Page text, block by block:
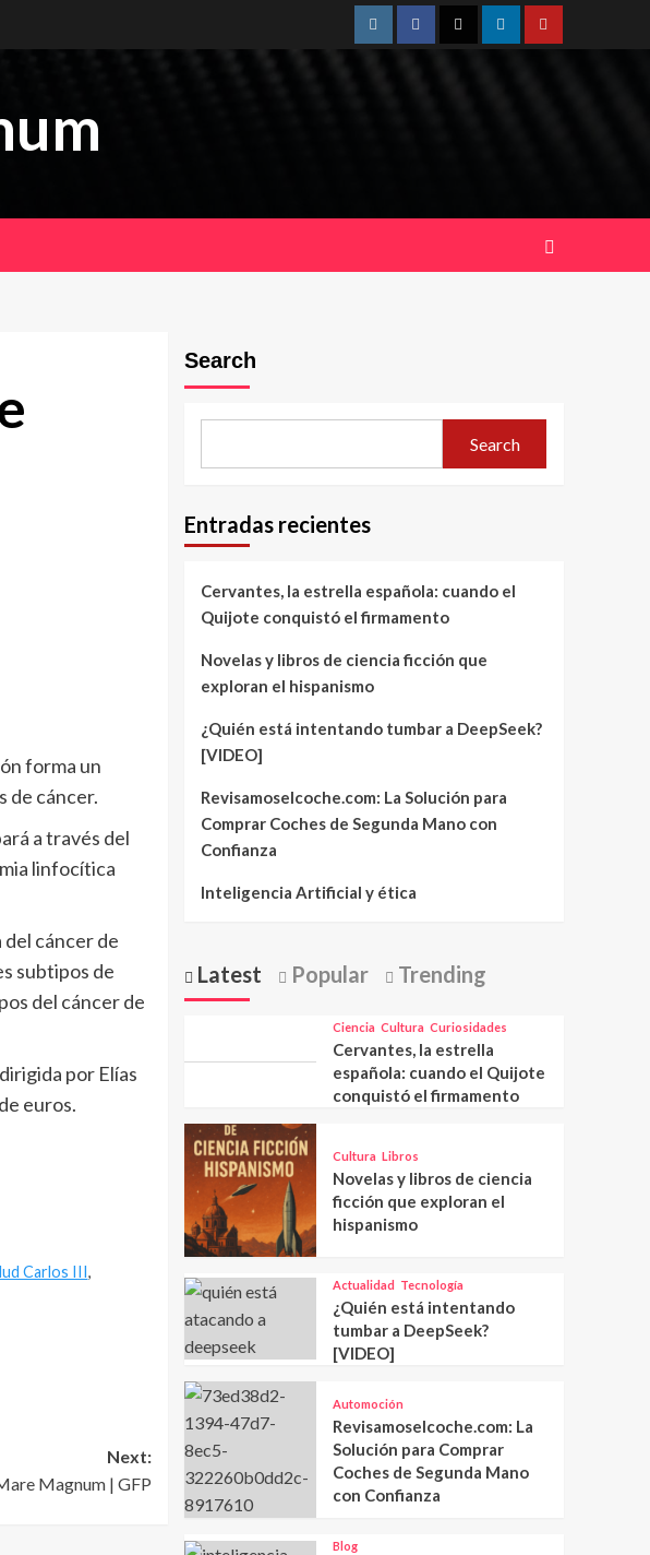
InstagramFacebookTwitterLinkedinYoutube
forma un
de cáncer.
a través del
linfocítica
cáncer de
subtipos de
del cáncer de
por Elías
euros.
Carlos III,
Next:
Magnum | GFP
Search
Search
Entradas recientes
Cervantes, la estrella española: cuando el
Quijote conquistó el firmamento
Novelas y libros de ciencia ficción que
exploran el hispanismo
¿Quién está intentando tumbar a DeepSeek?
[VIDEO]
Revisamoselcoche.com: La Solución para
Comprar Coches de Segunda Mano con
Confianza
Inteligencia Artificial y ética
Latest Popular Trending
Ciencia Cultura Curiosidades
Cervantes, la estrella
española: cuando el Quijote
conquistó el firmamento
Cultura Libros
Novelas y libros de ciencia
ficción que exploran el
hispanismo
Actualidad Tecnología
¿Quién está intentando
tumbar a DeepSeek?
[VIDEO]
Automoción
Revisamoselcoche.com: La
Solución para Comprar
Coches de Segunda Mano
con Confianza
Blog